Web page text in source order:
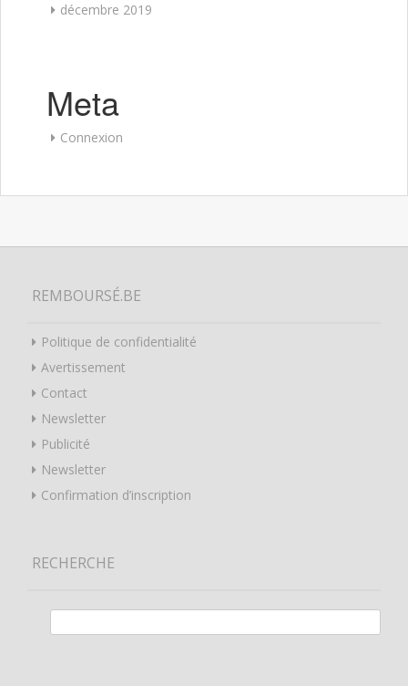
décembre 2019
Meta
Connexion
REMBOURSÉ.BE
Politique de confidentialité
Avertissement
Contact
Newsletter
Publicité
Newsletter
Confirmation d’inscription
RECHERCHE